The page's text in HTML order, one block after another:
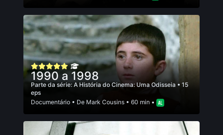
1990 a 1998
Parte da série: A História do Cinema: Uma Odisseia • 15
eps
Documentário • De Mark Cousins • 60 min •